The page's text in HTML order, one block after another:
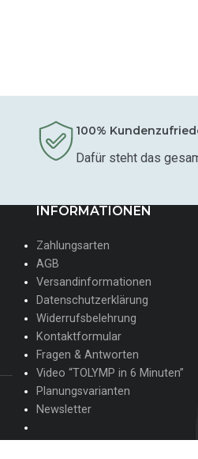
100%
Dafür steht das
INFORMATIONEN
Zahlungsarten
AGB
Versandinformationen
Datenschutzerklärung
Widerrufsbelehrung
Kontaktformular
Fragen & Antworten
Video “TOLYMP in 6 Minuten”
Planungsvarianten
Newsletter